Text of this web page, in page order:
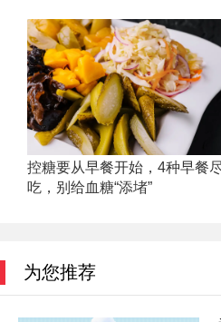
控糖要从早餐开始，4种早餐
吃，别给血糖“添堵”
为您推荐